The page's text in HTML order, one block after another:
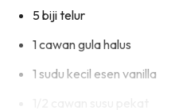
5 biji telur
1 cawan gula halus
1 sudu kecil esen vanilla